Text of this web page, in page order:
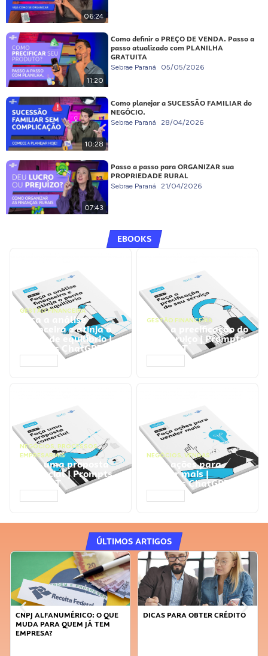
06:24
11:20
Como definir o PREÇO DE VENDA. Passo a
passo atualizado com PLANILHA
GRATUITA
Sebrae Paraná 05/05/2026
10:28
Como planejar a SUCESSÃO FAMILIAR do
NEGÓCIO.
Sebrae Paraná 28/04/2026
07:43
Passo a passo para ORGANIZAR sua
PROPRIEDADE RURAL
Sebrae Paraná 21/04/2026
EBOOKS
GESTÃO FINANCEIRA
Faça a análise
financeira e atinja o
ponto de equilíbrio |
Prompts ChatGPT
GESTÃO FINANCEIRA
Faça a precificação do
seu serviço | Prompts
ChatGPT
NEGÓCIOS, PROCESSOS
EMPRESARIAIS
Faça uma proposta
comercial | Prompts
ChatGPT
NEGÓCIOS, VENDAS
Faça ações para
vender mais |
Prompts ChatGPT
ÚLTIMOS ARTIGOS
CNPJ ALFANUMÉRICO: O QUE
MUDA PARA QUEM JÁ TEM
EMPRESA?
DICAS PARA OBTER CRÉDITO